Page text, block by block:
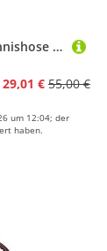
Wilson Sporthose Tennishose Team II Woven Pant lang navyblau Damen
29,01 € 55,00 €
um 12:04; der
haben.